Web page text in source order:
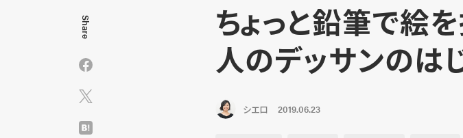
ちょっと鉛筆で絵
人のデッサンのは
シエロ 2019.06.23
Share